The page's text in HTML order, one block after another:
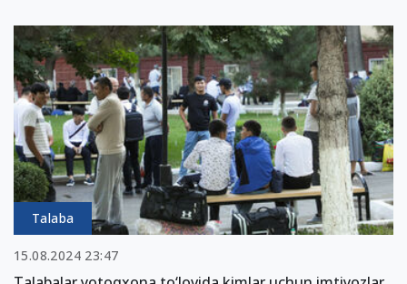
Talaba
15.08.2024 23:47